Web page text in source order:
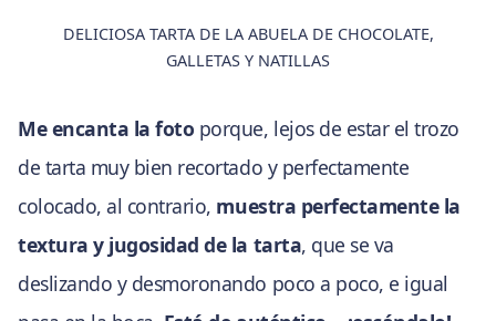
DELICIOSA TARTA DE LA ABUELA DE CHOCOLATE,
GALLETAS Y NATILLAS
Me encanta la foto porque, lejos de estar el trozo
de tarta muy bien recortado y perfectamente
colocado, al contrario, muestra perfectamente la
textura y jugosidad de la tarta, que se va
deslizando y desmoronando poco a poco, e igual